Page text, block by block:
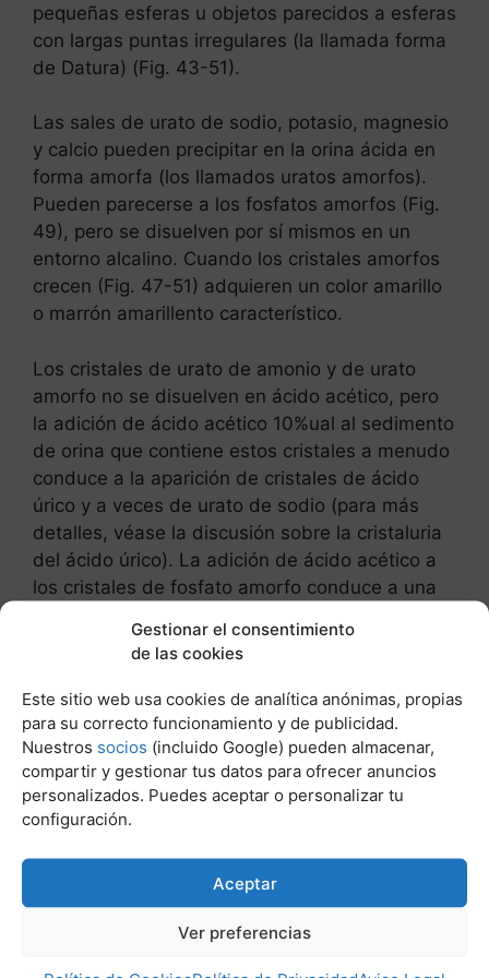
Gestionar el consentimiento
de las cookies
Este sitio web usa cookies de analítica anónimas, propias
para su correcto funcionamiento y de publicidad.
Nuestros socios (incluido Google) pueden almacenar,
compartir y gestionar tus datos para ofrecer anuncios
personalizados. Puedes aceptar o personalizar tu
configuración.
Aceptar
Ver preferencias
pequeñas esferas u objetos parecidos a esferas
con largas puntas irregulares (la llamada forma
de Datura) (Fig. 43-51).
Las sales de urato de sodio, potasio, magnesio
y calcio pueden precipitar en la orina ácida en
forma amorfa (los llamados uratos amorfos).
Pueden parecerse a los fosfatos amorfos (Fig.
49), pero se disuelven por sí mismos en un
entorno alcalino. Cuando los cristales amorfos
crecen (Fig. 47-51) adquieren un color amarillo
o marrón amarillento característico.
Los cristales de urato de amonio y de urato
amorfo no se disuelven en ácido acético, pero
la adición de ácido acético 10%ual al sedimento
de orina que contiene estos cristales a menudo
conduce a la aparición de cristales de ácido
úrico y a veces de urato de sodio (para más
detalles, véase la discusión sobre la cristaluria
del ácido úrico). La adición de ácido acético a
los cristales de fosfato amorfo conduce a una
en el sedimento urinario alcalino.
Post Relacionados:
no come
Calculos en la vejiga de los